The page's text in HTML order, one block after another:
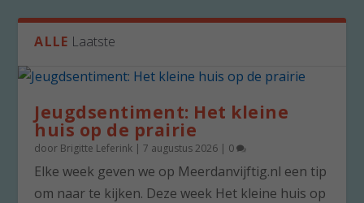
ALLE Laatste
Jeugdsentiment: Het kleine
huis op de prairie
door Brigitte Leferink |7 augustus 2026 | 0
Elke week geven we op Meerdanvijftig.nl een tip
om naar te kijken. Deze week Het kleine huis op